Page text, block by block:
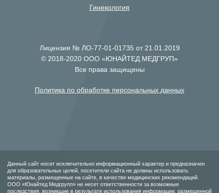
Гинекология
Лицензия № ЛО-77-01-01735 от 21.01.2019
© 2018-2020 ООО «ЮНАЙТЕД МЕДГРУП»
Все права защищены
Политика по обработке персональных данных
Данный сайт носит исключительно информационный характер и предназначен
для образовательных целей, посетители сайта не должны использовать
материалы, размещенные на сайте, в качестве медицинских рекомендаций.
ООО «Юнайтед Медгрупп» не несет ответственности за возможные
последствия, возникшие в результате использования информации, размещенной